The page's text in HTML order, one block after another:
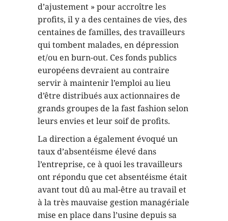
d’ajustement » pour accroître les
profits, il y a des centaines de vies, des
centaines de familles, des travailleurs
qui tombent malades, en dépression
et/ou en burn-out. Ces fonds publics
européens devraient au contraire
servir à maintenir l’emploi au lieu
d’être distribués aux actionnaires de
grands groupes de la fast fashion selon
leurs envies et leur soif de profits.
La direction a également évoqué un
taux d’absentéisme élevé dans
l’entreprise, ce à quoi les travailleurs
ont répondu que cet absentéisme était
avant tout dû au mal-être au travail et
à la très mauvaise gestion managériale
mise en place dans l’usine depuis sa